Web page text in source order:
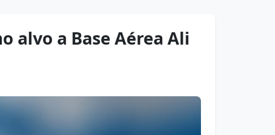
alvo a Base Aérea Ali